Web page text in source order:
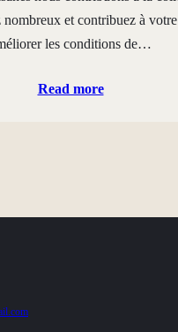
nombreux et contribuez à
les conditions de…
Read more